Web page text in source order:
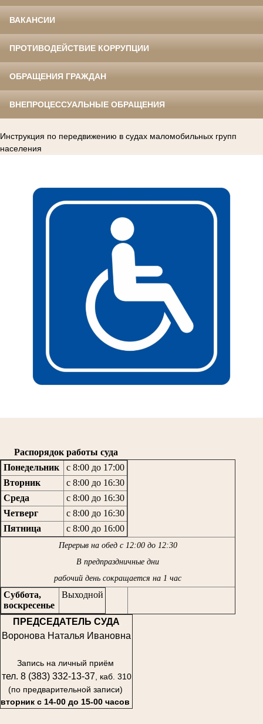
ВАКАНСИИ
ПРОТИВОДЕЙСТВИЕ КОРРУПЦИИ
ОБРАЩЕНИЯ ГРАЖДАН
ВНЕПРОЦЕССУАЛЬНЫЕ ОБРАЩЕНИЯ
Инструкция по передвижению в судах маломобильных групп
населения
Распорядок работы суда
Понедельник
с 8:00 до 17:00
Вторник
с 8:00 до 16:30
Среда
с 8:00 до 16:30
Четверг
с 8:00 до 16:30
Пятница
с 8:00 до 16:00
Перерыв на обед с 12:00 до 12:30
В предпраздничные дни
рабочий день сокращается на 1 час
Суббота,
воскресенье
Выходной
ПРЕДСЕДАТЕЛЬ СУДА
Воронова Наталья Ивановна
Запись на личный приём
тел. 8 (383) 332-13-37 , каб. 310
(по предварительной записи)
вторник с 14-00 до 15-00 часов